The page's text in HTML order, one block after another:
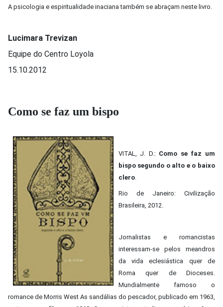
A psicologia e espiritualidade inaciana também se abraçam neste livro.
Lucimara Trevizan
Equipe do Centro Loyola
15.10.2012
Como se faz um bispo
VITAL, J. D.: Como se faz um
bispo segundo o alto e o baixo
clero.
Rio de Janeiro: Civilização
Brasileira, 2012.
Jornalistas e romancistas
interessam-se pelos meandros
da vida eclesiástica quer de
Roma quer de Dioceses.
Mundialmente famoso o
romance de Morris West As sandálias do pescador, publicado em 1963,